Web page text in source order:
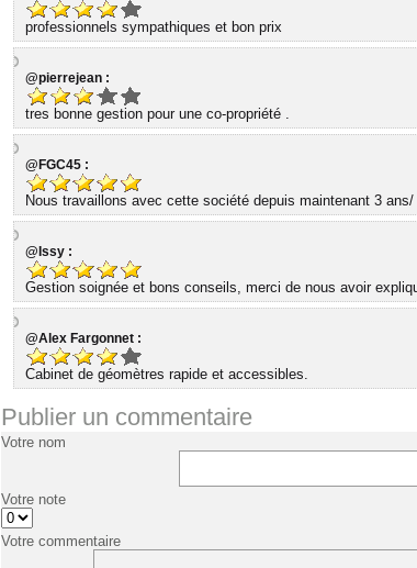
professionnels sympathiques et bon prix
@pierrejean :
tres bonne gestion pour une co-propriété .
@FGC45 :
Nous travaillons avec cette société depuis maintenant 3
@Issy :
Gestion soignée et bons conseils, merci de nous avoir
@Alex Fargonnet :
Cabinet de géomètres rapide et accessibles.
Publier un commentaire
Votre nom
Votre note
Votre commentaire